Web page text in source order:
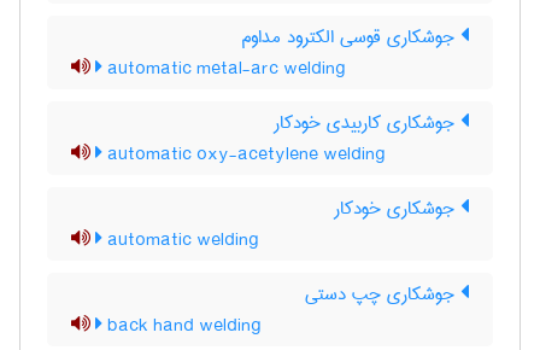
جوشکاری قوسی الکترود مداوم
automatic metal-arc welding
جوشکاری کاربیدی خودکار
automatic oxy-acetylene welding
جوشکاری خودکار
automatic welding
جوشکاری چپ دستی
back hand welding